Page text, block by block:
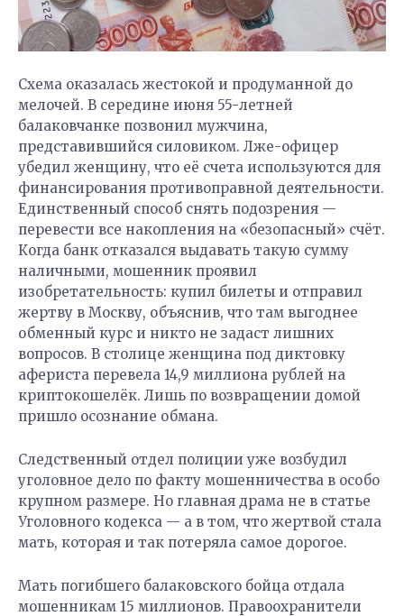
Схема оказалась жестокой и продуманной до
мелочей. В середине июня 55-летней
балаковчанке позвонил мужчина,
представившийся силовиком. Лже-офицер
убедил женщину, что её счета используются для
финансирования противоправной деятельности.
Единственный способ снять подозрения —
перевести все накопления на «безопасный» счёт.
Когда банк отказался выдавать такую сумму
наличными, мошенник проявил
изобретательность: купил билеты и отправил
жертву в Москву, объяснив, что там выгоднее
обменный курс и никто не задаст лишних
вопросов. В столице женщина под диктовку
афериста перевела 14,9 миллиона рублей на
криптокошелёк. Лишь по возвращении домой
пришло осознание обмана.
Следственный отдел полиции уже возбудил
уголовное дело по факту мошенничества в особо
крупном размере. Но главная драма не в статье
Уголовного кодекса — а в том, что жертвой стала
мать, которая и так потеряла самое дорогое.
Мать погибшего балаковского бойца отдала
мошенникам 15 миллионов. Правоохранители